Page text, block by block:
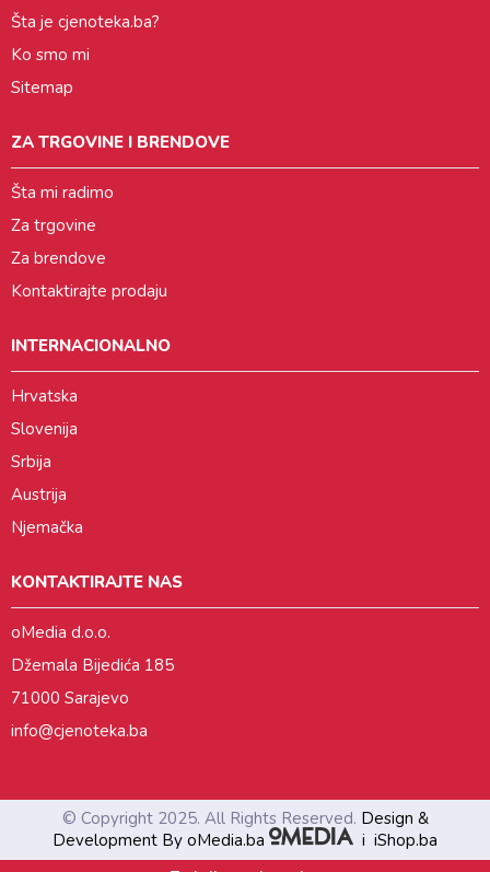
Šta je cjenoteka.ba?
Ko smo mi
Sitemap
ZA TRGOVINE I BRENDOVE
Šta mi radimo
Za trgovine
Za brendove
Kontaktirajte prodaju
INTERNACIONALNO
Hrvatska
Slovenija
Srbija
Austrija
Njemačka
KONTAKTIRAJTE NAS
oMedia d.o.o.
Džemala Bijedića 185
71000 Sarajevo
info@cjenoteka.ba
© Copyright 2025. All Rights Reserved. Design &
Development By oMedia.ba
i iShop.ba